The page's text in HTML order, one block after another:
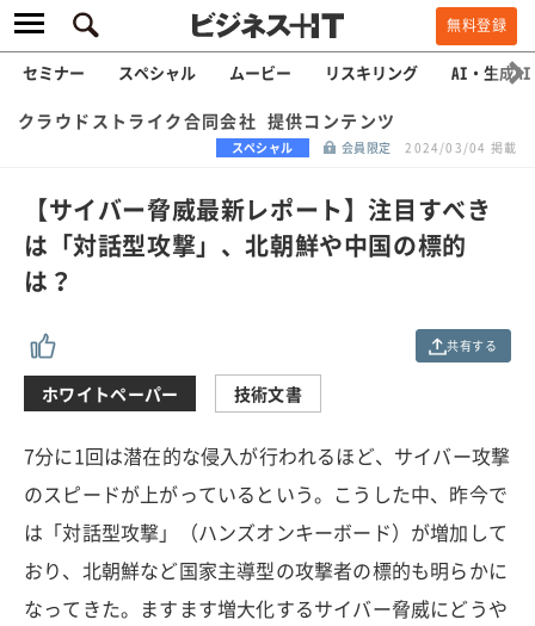
無料登録
セミナー スペシャル ムービー リスキリング AI・生成AI
クラウドストライク合同会社 提供コンテンツ
スペシャル 会員限定 2024/03/04 掲載
【サイバー脅威最新レポート】注目すべき
は「対話型攻撃」、北朝鮮や中国の標的
は？
共有する
ホワイトペーパー 技術文書
7分に1回は潜在的な侵入が行われるほど、サイバー攻撃
のスピードが上がっているという。こうした中、昨今で
は「対話型攻撃」（ハンズオンキーボード）が増加して
おり、北朝鮮など国家主導型の攻撃者の標的も明らかに
なってきた。ますます増大化するサイバー脅威にどうや